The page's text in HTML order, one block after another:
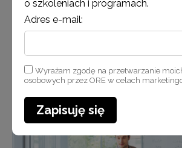
(do wyboru przez uczestników):
Aktualności
o szkoleniach i programach.
Adres e-mail:
Wyrażam zgodę na przetwarzanie
osobowych przez ORE w celach
Zapisuję się